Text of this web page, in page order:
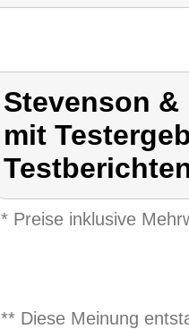
Stevenson
mit
* Preise inklusive
** Diese Meinung